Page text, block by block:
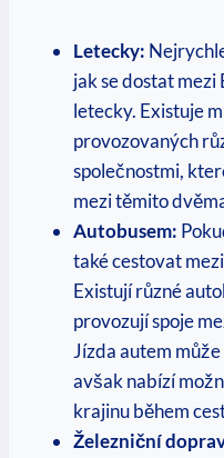
Letecky:
jak se dostat mezi
letecky. Existuje
provozovaných
společnostmi,​
mezi těmito
Autobusem:
také cestovat
Existují různé⁢
provozují spoje⁢
Jízda autem
avšak nabízí⁢
⁣krajinu⁤ během
Železniční